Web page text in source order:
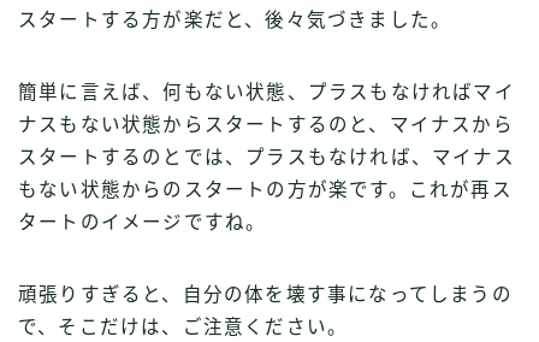
スタートする方が楽だと、後々気づきました。
簡単に言えば、何もない状態、プラスもなければマイ
ナスもない状態からスタートするのと、マイナスから
スタートするのとでは、プラスもなければ、マイナス
もない状態からのスタートの方が楽です。これが再ス
タートのイメージですね。
頑張りすぎると、自分の体を壊す事になってしまうの
で、そこだけは、ご注意ください。